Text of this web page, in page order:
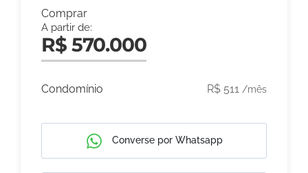
Comprar
A partir de:
R$ 570.000
Condomínio R$ 511 /mês
Converse por Whatsapp